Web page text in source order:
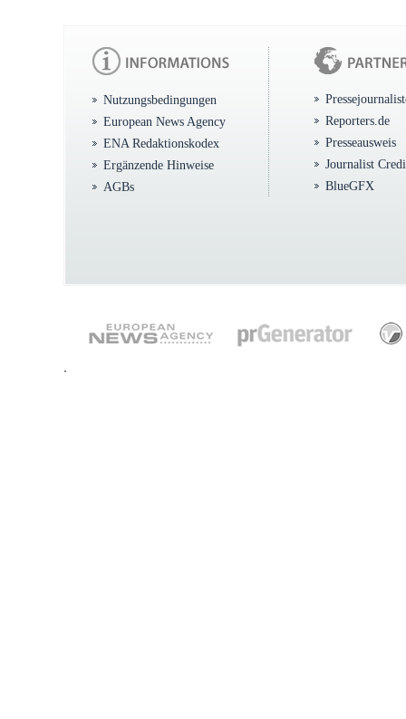
Nutzungsbedingungen
European News Agency
ENA Redaktionskodex
Ergänzende Hinweise
AGBs
Reporters.de
Presseausweis
Journalist
BlueGFX
.